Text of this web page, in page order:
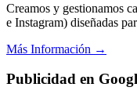
Creamos y gestionamos
e Instagram) diseñadas
Más Información →
Publicidad en